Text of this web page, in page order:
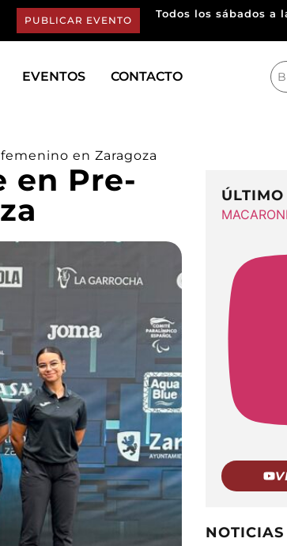
PUBLICAR EVENTO
Todos los sábados a
EVENTOS CONTACTO
en Zaragoza
en Pre-